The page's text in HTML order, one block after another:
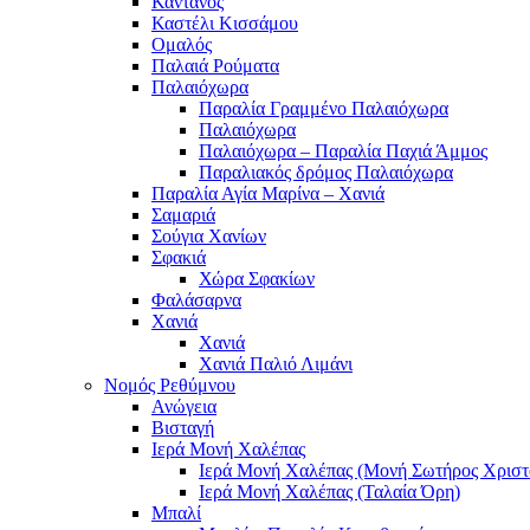
Καστέλι Κισσάμου
Ομαλός
Παλαιά Ρούματα
Παλαιόχωρα
Παραλία Γραμμένο Παλαιόχωρα
Παλαιόχωρα
Παλαιόχωρα – Παραλία Παχιά Άμμος
Παραλιακός δρόμος Παλαιόχωρα
Παραλία Αγία Μαρίνα – Χανιά
Σαμαριά
Σούγια Χανίων
Σφακιά
Χώρα Σφακίων
Φαλάσαρνα
Χανιά
Χανιά
Χανιά Παλιό Λιμάνι
Νομός Ρεθύμνου
Ανώγεια
Βισταγή
Ιερά Μονή Χαλέπας
Ιερά Μονή Χαλέπας (Μονή Σωτήρος
Ιερά Μονή Χαλέπας (Ταλαία Όρη)
Μπαλί